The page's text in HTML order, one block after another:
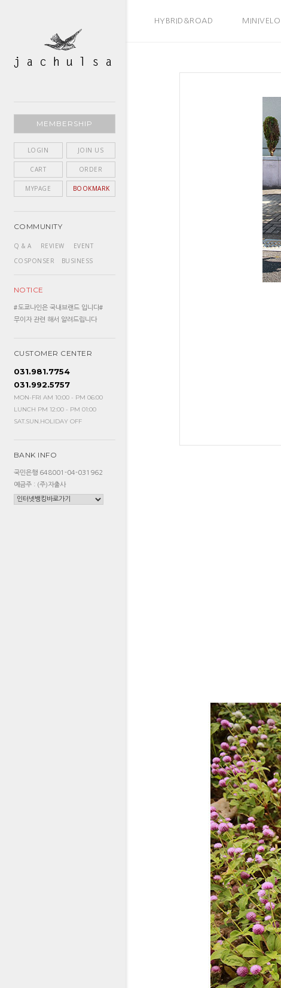
HYBRID&ROAD MINIVELO
MEMBERSHIP
LOGIN JOIN US
CART ORDER
MYPAGE BOOKMARK
COMMUNITY
Q & A REVIEW
EVENT
COSPONSER
BUSINESS
NOTICE
#도쿄나인은 국내브랜드 입니다#
무이자 관련 해서 알려드립니다
CUSTOMER CENTER
031.981.7754
031.992.5757
MON-FRI AM 10:00 - PM 06:00
LUNCH PM 12:00 - PM 01:00
SAT.SUN.HOLIDAY OFF
BANK INFO
국민은행 648001-04-031962
예금주 : (주)자출사